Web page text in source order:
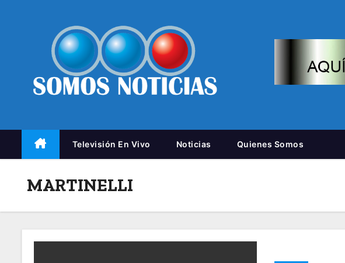
Televisión En Vivo Noticias Quienes Somos
MARTINELLI